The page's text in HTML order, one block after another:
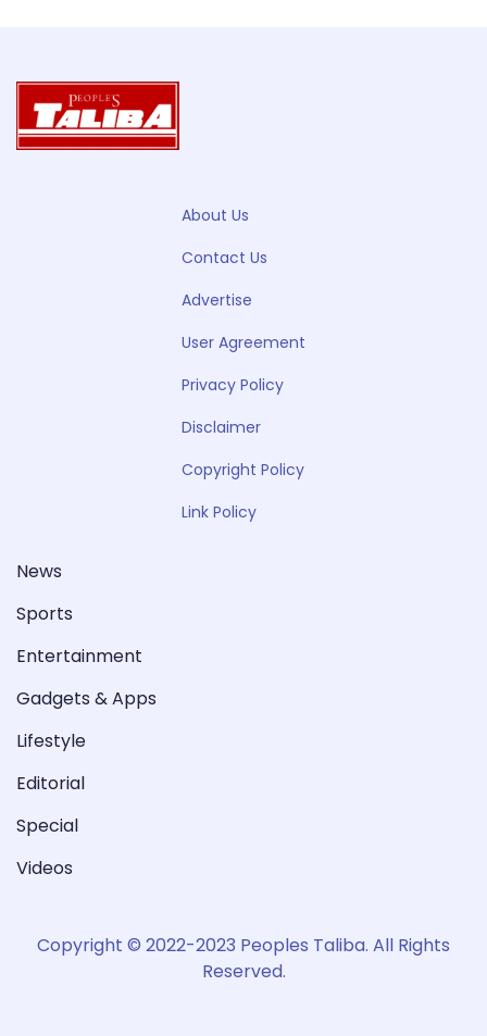
About Us
Contact Us
Advertise
User Agreement
Privacy Policy
Disclaimer
Copyright Policy
Link Policy
News
Sports
Entertainment
Gadgets & Apps
Lifestyle
Editorial
Special
Videos
Copyright © 2022-2023 Peoples Taliba. All Rights
Reserved.